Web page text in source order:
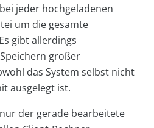
jeder hochgeladenen
um die gesamte
gibt allerdings
großer
das System selbst nicht
ausgelegt ist.
der gerade bearbeitete